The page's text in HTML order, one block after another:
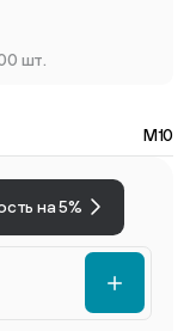
шт.
M10
на 5%